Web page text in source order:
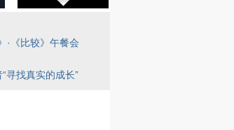
·《比较》午餐会
寻找真实的成长”